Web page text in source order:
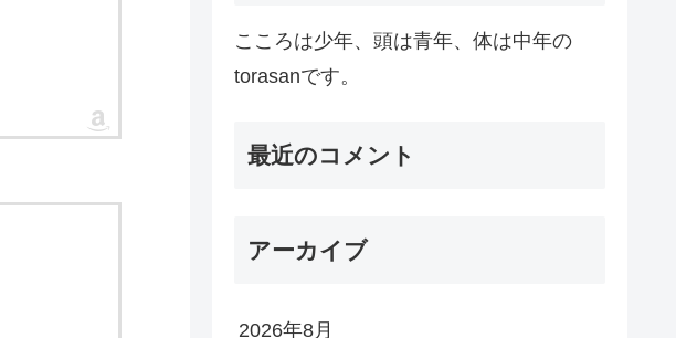
こころは少年、頭は青年、体は中年の
torasanです。
最近のコメント
アーカイブ
2026年8月